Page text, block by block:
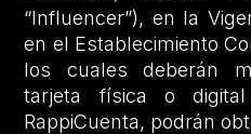
“Influencer”), en la
en el Establecimiento
los cuales deberán
tarjeta física o
RappiCuenta, podrán